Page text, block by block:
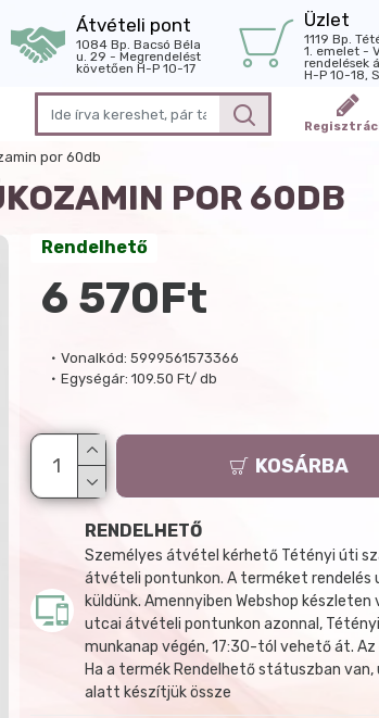
Átvételi pont
1084 Bp. Bacsó Béla
u. 29 - Megrendelést
követően H-P 10-17
Üzlet
1119 Bp.
1. emelet -
rendelések
H-P 10-18,
por 60db
POR 60DB
Vonalkód: 5999561573366
Egységár: 109.50 Ft/ db
Rendelhető
6 570Ft
KOSÁRBA
RENDELHETŐ
Személyes átvétel kérhető Tétényi úti
átvételi pontunkon. A terméket
küldünk. Amennyiben Webshop
utcai átvételi pontunkon azonnal,
munkanap végén, 17:30-tól vehető át.
Ha a termék Rendelhető státuszban
alatt készítjük össze